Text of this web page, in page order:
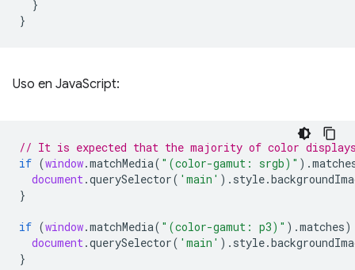
}
}
Uso en JavaScript:
// It is expected that the majority of color
if (window.matchMedia( "(color-gamut: srgb)" ).
document.querySelector( 'main' ). style.
}
if (window.matchMedia( "(color-gamut: p3)" ).matches)
document.querySelector( 'main' ). style.
}